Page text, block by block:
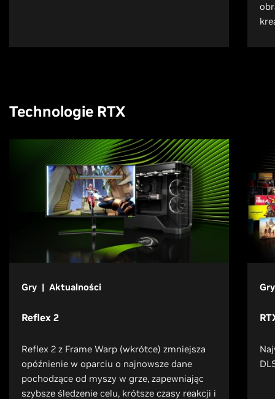
Technologie RTX
Gry | Aktualności
Reflex 2
Reflex 2 z Frame Warp (wkrótce) zmniejsza
opóźnienie w oparciu o najnowsze dane
pochodzące od myszy w grze, zapewniając
szybsze śledzenie celu, krótsze czasy reakcji i